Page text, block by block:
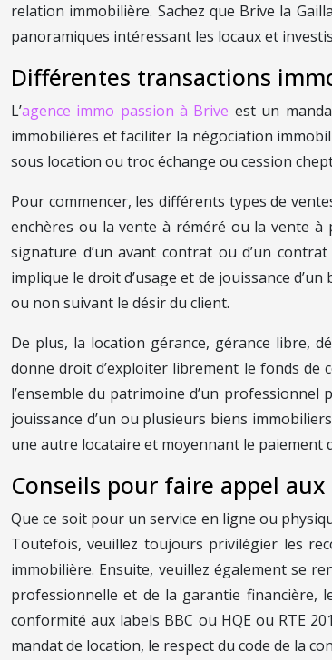
relation immobilière. Sachez que Brive la
panoramiques intéressant les locaux et
Différentes transactions
L’agence immo passion à Brive est un
immobilières et faciliter la négociation
sous location ou troc échange ou cession
Pour commencer, les différents types de
enchères ou la vente à réméré ou la vente
signature d’un avant contrat ou d’un
implique le droit d’usage et de jouissance
ou non suivant le désir du client.
De plus, la location gérance, gérance libre,
donne droit d’exploiter librement le fonds de
l’ensemble du patrimoine d’un
jouissance d’un ou plusieurs biens
une autre locataire et moyennant le paiement
Conseils pour faire appel
Que ce soit pour un service en ligne ou
Toutefois, veuillez toujours privilégier les
immobilière. Ensuite, veuillez également se
professionnelle et de la garantie financière,
conformité aux labels BBC ou HQE ou RTE
mandat de location, le respect du code de la